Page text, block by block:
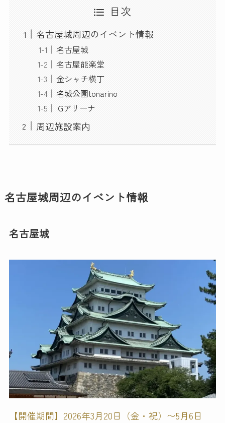
目次
名古屋城周辺のイベント情報
名古屋城
名古屋能楽堂
金シャチ横丁
名城公園tonarino
IGアリーナ
周辺施設案内
名古屋城周辺のイベント情報
名古屋城
【開催期間】2026年3月20日（金・祝）〜5月6日